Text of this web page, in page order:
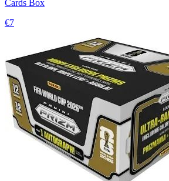
Cards Box
€7